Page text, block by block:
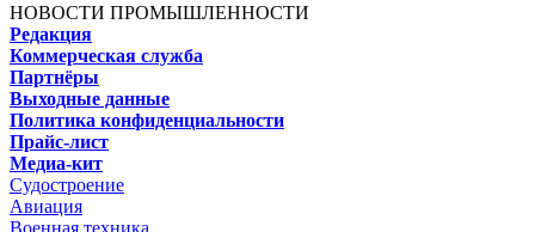
НОВОСТИ ПРОМЫШЛЕННОСТИ
Редакция
Коммерческая служба
Партнёры
Выходные данные
Политика конфиденциальности
Прайс-лист
Медиа-кит
Судостроение
Авиация
Военная техника